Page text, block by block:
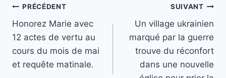
Navigation
de
l’article
PRÉCÉDENT
Honorez Marie avec
12 actes de vertu au
cours du mois de mai
et requête matinale.
SUIVANT
Un village ukrainien
marqué par la guerre
trouve du réconfort
dans une nouvelle